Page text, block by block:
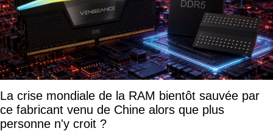
La crise mondiale de la RAM bientôt sauvée par
ce fabricant venu de Chine alors que plus
personne n'y croit ?